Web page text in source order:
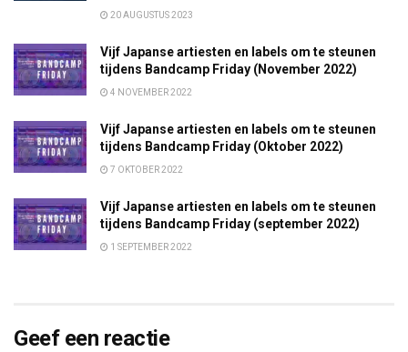
20 AUGUSTUS 2023
Vijf Japanse artiesten en labels om te steunen
tijdens Bandcamp Friday (November 2022)
4 NOVEMBER 2022
Vijf Japanse artiesten en labels om te steunen
tijdens Bandcamp Friday (Oktober 2022)
7 OKTOBER 2022
Vijf Japanse artiesten en labels om te steunen
tijdens Bandcamp Friday (september 2022)
1 SEPTEMBER 2022
Geef een reactie